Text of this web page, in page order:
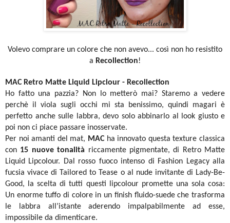
Volevo comprare un colore che non avevo... così non ho resistito
a Recollection!
MAC Retro Matte Liquid Lipclour - Recollection
Ho fatto una pazzia? Non lo metterò mai? Staremo a vedere
perchè il viola sugli occhi mi sta benissimo, quindi magari è
perfetto anche sulle labbra, devo solo abbinarlo al look giusto e
poi non ci piace passare inosservate.
Per noi amanti del mat, MAC ha innovato questa texture classica
con 15 nuove tonalità riccamente pigmentate, di Retro Matte
Liquid Lipcolour. Dal rosso fuoco intenso di Fashion Legacy alla
fucsia vivace di Tailored to Tease o al nude invitante di Lady-Be-
Good, la scelta di tutti questi lipcolour promette una sola cosa:
Un enorme tuffo di colore in un finish fluido-suede che trasforma
le labbra all’istante aderendo impalpabilmente ad esse,
impossibile da dimenticare.